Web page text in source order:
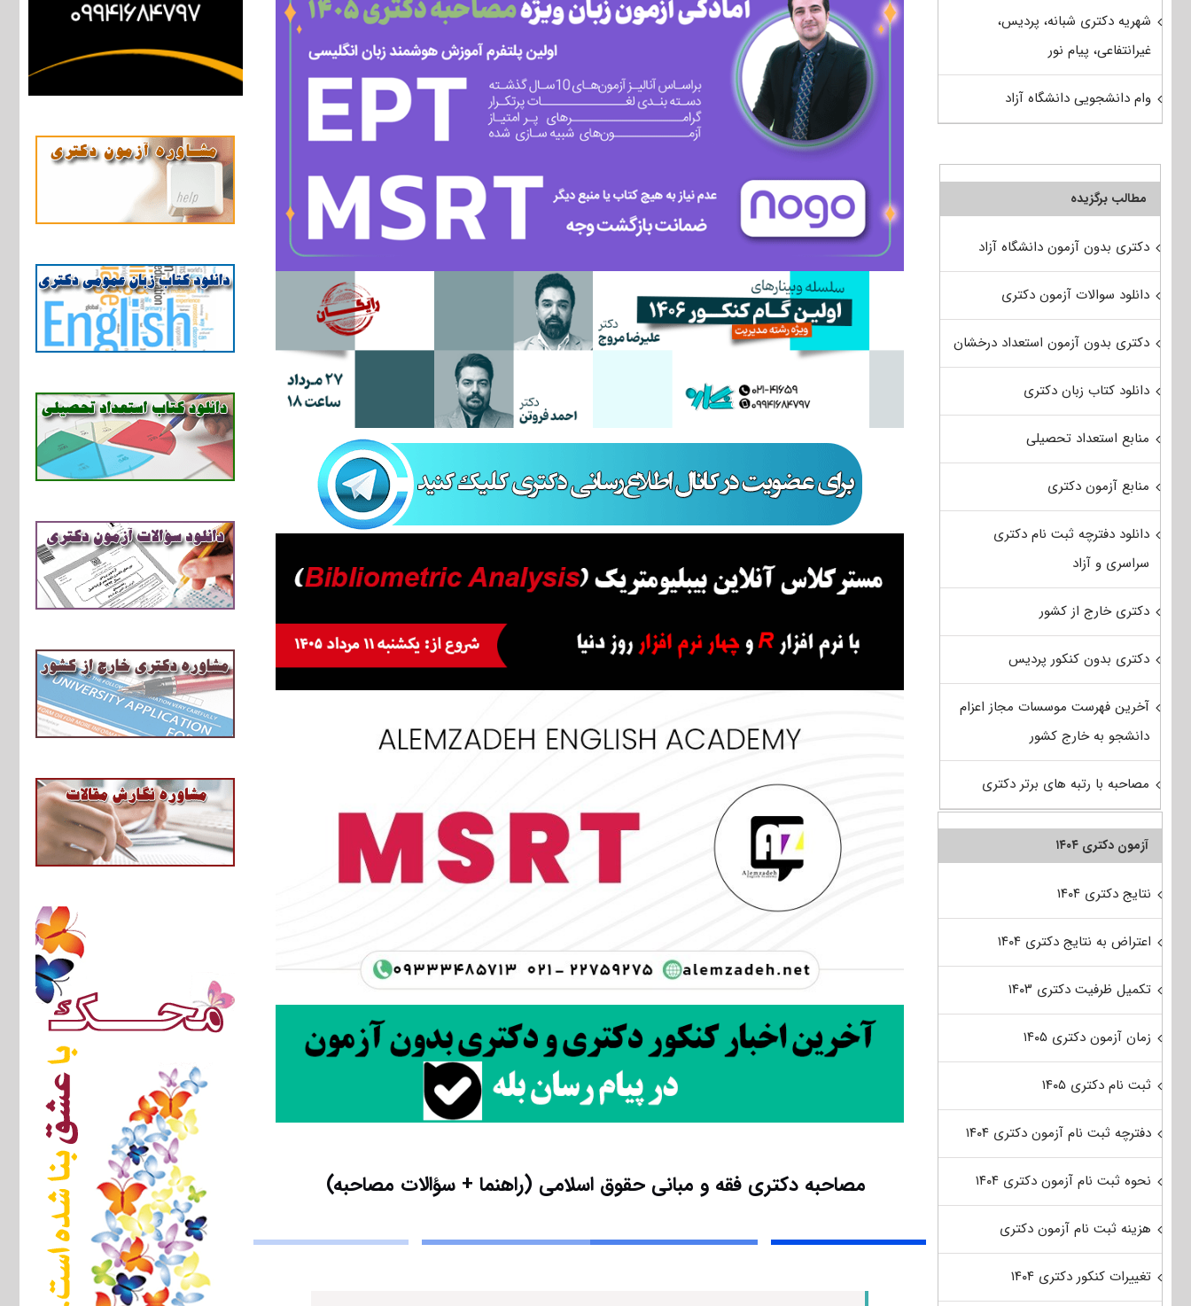
مصاحبه دکتری فقه و مبانی حقوق اسلامی (راهنما + سؤالات مصاحبه)
شهریه دکتری شبانه، پردیس،
غیرانتفاعی، پیام نور
وام دانشجویی دانشگاه آزاد
مطالب برگزیده
دکتری بدون آزمون دانشگاه آزاد
دانلود سوالات آزمون دکتری
دکتری بدون آزمون استعداد درخشان
دانلود کتاب زبان دکتری
منابع استعداد تحصیلی
منابع آزمون دکتری
دانلود دفترچه ثبت نام دکتری
سراسری و آزاد
دکتری خارج از کشور
دکتری بدون کنکور پردیس
آخرین فهرست موسسات مجاز اعزام
دانشجو به خارج کشور
مصاحبه با رتبه های برتر دکتری
آزمون دکتری ۱۴۰۴
نتایج دکتری ۱۴۰۴
اعتراض به نتایج دکتری ۱۴۰۴
تکمیل ظرفیت دکتری ۱۴۰۳
زمان آزمون دکتری ۱۴۰۵
ثبت نام دکتری ۱۴۰۵
دفترچه ثبت نام آزمون دکتری ۱۴۰۴
نحوه ثبت نام آزمون دکتری ۱۴۰۴
هزینه ثبت نام آزمون دکتری
تغییرات کنکور دکتری ۱۴۰۴